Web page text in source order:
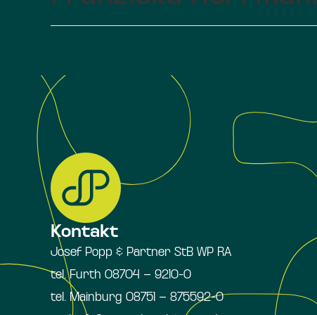
Kontakt
Josef Popp & Partner StB WP RA
tel. Furth 08704 – 9210-0
tel. Mainburg 08751 – 875592-0